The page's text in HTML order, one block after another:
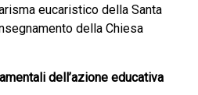
eucaristico della Santa
della Chiesa
dell’azione educativa